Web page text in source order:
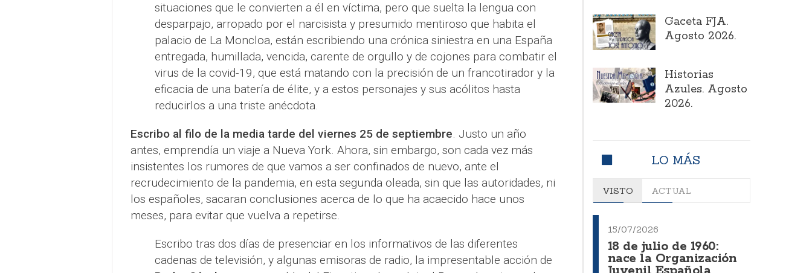
situaciones que le convierten a él en víctima, pero que suelta la lengua con
desparpajo, arropado por el narcisista y presumido mentiroso que habita el
palacio de La Moncloa, están escribiendo una crónica siniestra en una España
entregada, humillada, vencida, carente de orgullo y de cojones para combatir el
virus de la covid-19, que está matando con la precisión de un francotirador y la
eficacia de una batería de élite, y a estos personajes y sus acólitos hasta
reducirlos a una triste anécdota.
Escribo al filo de la media tarde del viernes 25 de septiembre. Justo un año
antes, emprendía un viaje a Nueva York. Ahora, sin embargo, son cada vez más
insistentes los rumores de que vamos a ser confinados de nuevo, ante el
recrudecimiento de la pandemia, en esta segunda oleada, sin que las autoridades, ni
los españoles, sacaran conclusiones acerca de lo que ha acaecido hace unos
meses, para evitar que vuelva a repetirse.
Escribo tras dos días de presenciar en los informativos de las diferentes
cadenas de televisión, y algunas emisoras de radio, la impresentable acción de
Gaceta FJA.
Agosto 2026.
Historias
Azules. Agosto
2026.
LO MÁS
VISTO ACTUAL
15/07/2026
18 de julio de 1960:
nace la Organización